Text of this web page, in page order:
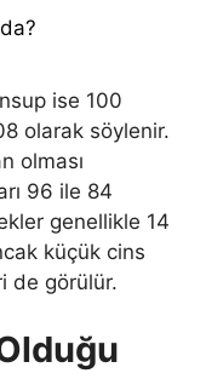
ise 100
olarak söylenir.
olması
96 ile 84
genellikle 14
küçük cins
de görülür.